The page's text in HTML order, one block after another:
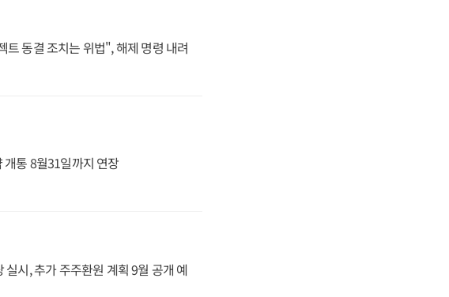
동결 조치는 위법", 해제 명령 내려
통 8월31일까지 연장
시, 추가 주주환원 계획 9월 공개 예